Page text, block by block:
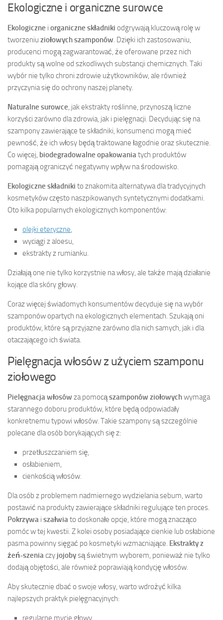
Ekologiczne i organiczne surowce
Ekologiczne i organiczne składniki odgrywają kluczową rolę w
tworzeniu ziołowych szamponów. Dzięki ich zastosowaniu,
producenci mogą zagwarantować, że oferowane przez nich
produkty są wolne od szkodliwych substancji chemicznych. Taki
wybór nie tylko chroni zdrowie użytkowników, ale również
przyczynia się do ochrony naszej planety.
Naturalne surowce, jak ekstrakty roślinne, przynoszą liczne
korzyści zarówno dla zdrowia, jak i pielęgnacji. Decydując się na
szampony zawierające te składniki, konsumenci mogą mieć
pewność, że ich włosy będą traktowane łagodnie oraz skutecznie.
Co więcej, biodegradowalne opakowaniatych produktów
pomagają ograniczyć negatywny wpływ na środowisko.
Ekologiczne składniki to znakomita alternatywa dla tradycyjnych
kosmetyków często naszpikowanych syntetycznymi dodatkami.
Oto kilka popularnych ekologicznych komponentów:
olejki eteryczne,
wyciągi z aloesu,
ekstrakty z rumianku.
Działają one nie tylko korzystnie na włosy, ale także mają działanie
kojące dla skóry głowy.
Coraz więcej świadomych konsumentów decyduje się na wybór
szamponów opartych na ekologicznych elementach. Szukają oni
produktów, które są przyjazne zarówno dla nich samych, jak i dla
otaczającego ich świata.
Pielęgnacja włosów z użyciem szamponu
ziołowego
Pielęgnacja włosów za pomocąszamponów ziołowychwymaga
starannego doboru produktów, które będą odpowiadały
konkretnemu typowi włosów. Takie szampony są szczególnie
polecane dla osób borykających się z:
przetłuszczaniem się,
osłabieniem,
cienkością włosów.
Dla osób z problemem nadmiernego wydzielania sebum, warto
postawić na produkty zawierające składniki regulujące ten proces.
Pokrzywa i szałwiato doskonałe opcje, które mogą znacząco
pomóc w tej kwestii. Z kolei osoby posiadające cienkie lub osłabione
pasma powinny sięgać po kosmetyki wzmacniające. Ekstrakty z
żeń-szeniaczy jojobysą świetnym wyborem, ponieważ nie tylko
dodają objętości, ale również poprawiają kondycję włosów.
Aby skutecznie dbać o swoje włosy, warto wdrożyć kilka
najlepszych praktyk pielęgnacyjnych:
regularne mycie głowy,